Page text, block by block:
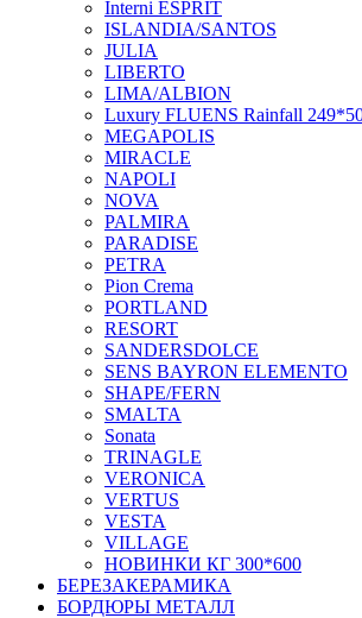
Interni ESPRIT
ISLANDIA/SANTOS
JULIA
LIBERTO
LIMA/ALBION
Luxury FLUENS Rainfall
MEGAPOLIS
MIRACLE
NAPOLI
NOVA
PALMIRA
PARADISE
PETRA
Pion Crema
PORTLAND
RESORT
SANDERSDOLCE
SENS BAYRON ELEMENTO
SHAPE/FERN
SMALTA
Sonata
TRINAGLE
VERONICA
VERTUS
VESTA
VILLAGE
НОВИНКИ КГ 300*600
БЕРЕЗАКЕРАМИКА
БОРДЮРЫ МЕТАЛЛ